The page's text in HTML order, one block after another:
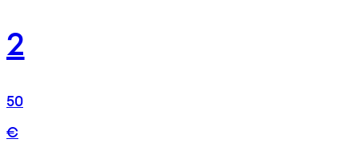
2
50
€